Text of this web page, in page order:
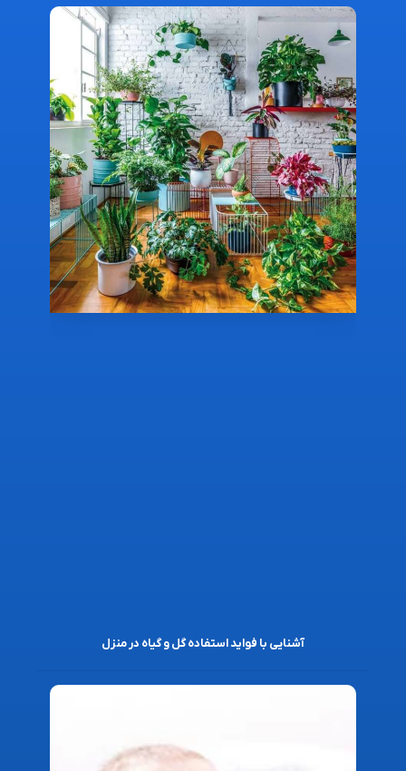
آشنایی با فواید استفاده گل و گیاه در منزل